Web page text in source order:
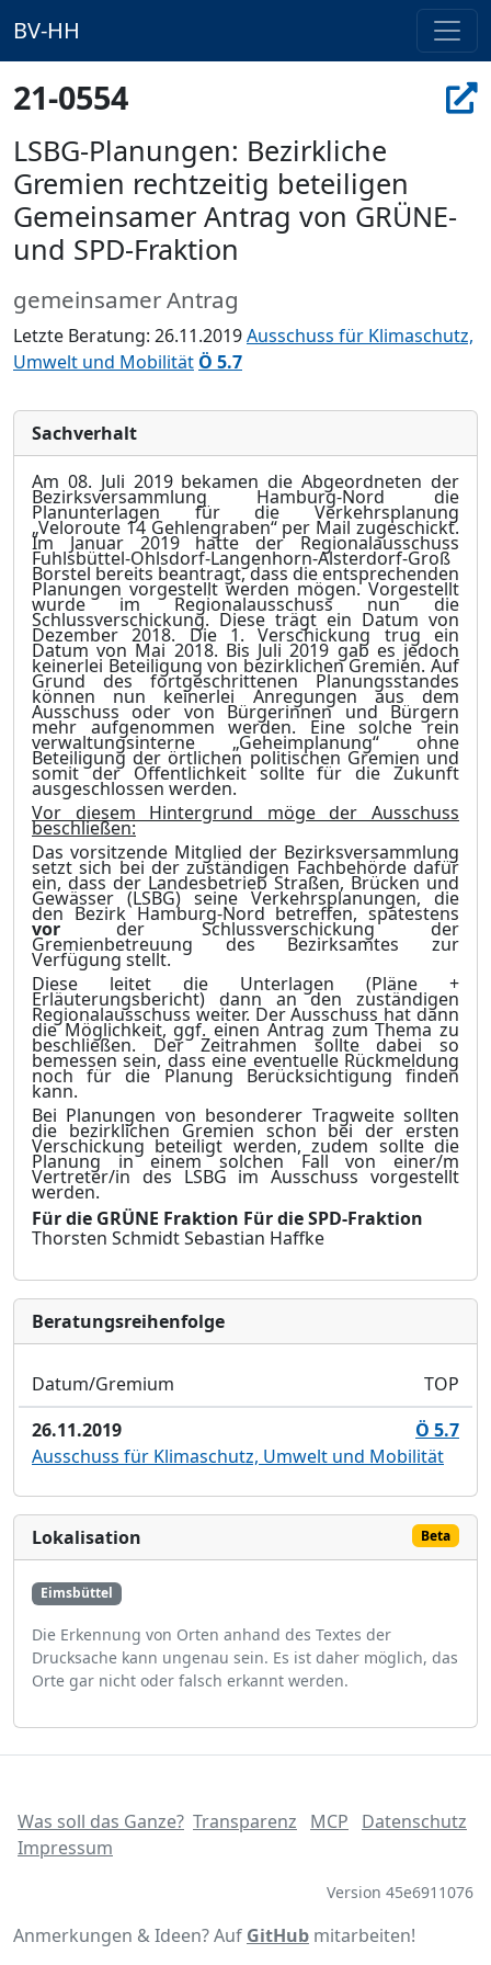
BV-HH
21-0554
LSBG-Planungen: Bezirkliche
Gremien rechtzeitig beteiligen
Gemeinsamer Antrag von GRÜNE-
und SPD-Fraktion
gemeinsamer Antrag
Letzte Beratung: 26.11.2019Ausschuss für Klimaschutz,
Umwelt und Mobilität Ö 5.7
Sachverhalt
Am 08. Juli 2019 bekamen die Abgeordneten der
Bezirksversammlung Hamburg-Nord die
Planunterlagen für die Verkehrsplanung
„Veloroute 14 Gehlengraben“ per Mail zugeschickt.
Im Januar 2019 hatte der Regionalausschuss
Fuhlsbüttel-Ohlsdorf-Langenhorn-Alsterdorf-Groß
Borstel bereits beantragt, dass die entsprechenden
Planungen vorgestellt werden mögen. Vorgestellt
wurde im Regionalausschuss nun die
Schlussverschickung. Diese trägt ein Datum von
Dezember 2018. Die 1. Verschickung trug ein
Datum von Mai 2018. Bis Juli 2019 gab es jedoch
keinerlei Beteiligung von bezirklichen Gremien. Auf
Grund des fortgeschrittenen Planungsstandes
können nun keinerlei Anregungen aus dem
Ausschuss oder von Bürgerinnen und Bürgern
mehr aufgenommen werden. Eine solche rein
verwaltungsinterne „Geheimplanung“ ohne
Beteiligung der örtlichen politischen Gremien und
somit der Öffentlichkeit sollte für die Zukunft
ausgeschlossen werden.
Vor diesem Hintergrund möge der Ausschuss
beschließen:
Das vorsitzende Mitglied der Bezirksversammlung
setzt sich bei der zuständigen Fachbehörde dafür
ein, dass der Landesbetrieb Straßen, Brücken und
Gewässer (LSBG) seine Verkehrsplanungen, die
den Bezirk Hamburg-Nord betreffen, spätestens
vor der Schlussverschickung der
Gremienbetreuung des Bezirksamtes zur
Verfügung stellt.
Diese leitet die Unterlagen (Pläne +
Erläuterungsbericht) dann an den zuständigen
Regionalausschuss weiter. Der Ausschuss hat dann
die Möglichkeit, ggf. einen Antrag zum Thema zu
beschließen. Der Zeitrahmen sollte dabei so
bemessen sein, dass eine eventuelle Rückmeldung
noch für die Planung Berücksichtigung finden
kann.
Bei Planungen von besonderer Tragweite sollten
die bezirklichen Gremien schon bei der ersten
Verschickung beteiligt werden, zudem sollte die
Planung in einem solchen Fall von einer/m
Vertreter/in des LSBG im Ausschuss vorgestellt
werden.
Für die GRÜNE Fraktion Für die SPD-Fraktion
Thorsten SchmidtSebastian Haffke
Bera­tungs­reihen­folge
Datum/Gremium
TOP
26.11.2019
Ö 5.7
Ausschuss für Klimaschutz, Umwelt und Mobilität
Lokalisation Beta
Eimsbüttel
Die Erkennung von Orten anhand des Textes der
Drucksache kann ungenau sein. Es ist daher möglich, das
Orte gar nicht oder falsch erkannt werden.
Was soll das Ganze? Transparenz MCP
Datenschutz
Impressum
Version 45e6911076
Anmerkungen & Ideen? Auf GitHub mitarbeiten!